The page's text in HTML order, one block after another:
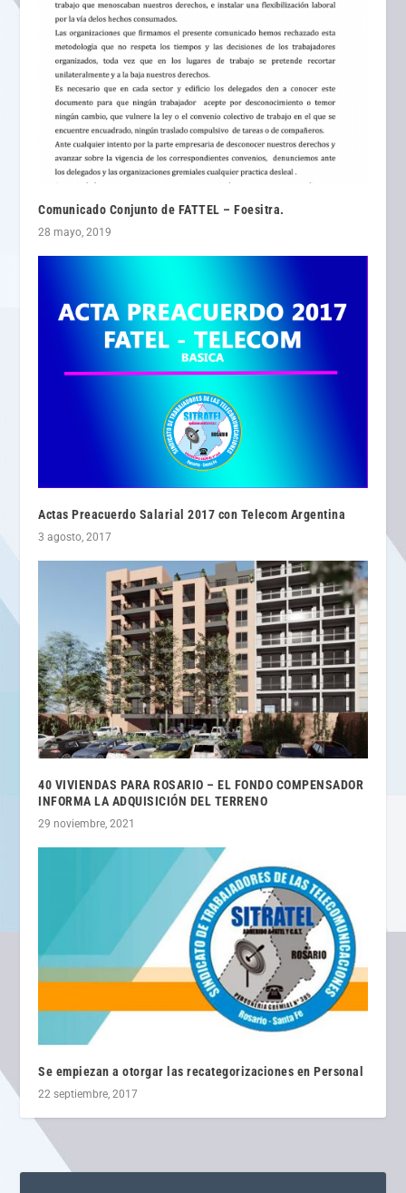
Comunicado Conjunto de FATTEL – Foesitra.
28 mayo, 2019
Actas Preacuerdo Salarial 2017 con Telecom Argentina
3 agosto, 2017
40 VIVIENDAS PARA ROSARIO – EL FONDO COMPENSADOR
INFORMA LA ADQUISICIÓN DEL TERRENO
29 noviembre, 2021
Se empiezan a otorgar las recategorizaciones en Personal
22 septiembre, 2017